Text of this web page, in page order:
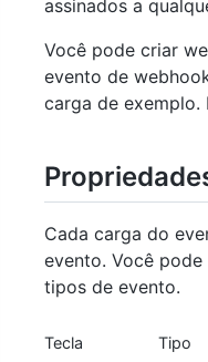
assinados a
Você pode criar
evento de
carga de exemplo.
Cada carga do
evento. Você
tipos de evento.
Tecla Tipo